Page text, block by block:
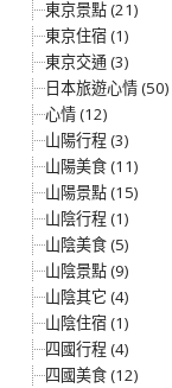
東京景點 (21)
東京住宿 (1)
東京交通 (3)
日本旅遊心情 (50)
心情 (12)
山陽行程 (3)
山陽美食 (11)
山陽景點 (15)
山陰行程 (1)
山陰美食 (5)
山陰景點 (9)
山陰其它 (4)
山陰住宿 (1)
四國行程 (4)
四國美食 (12)